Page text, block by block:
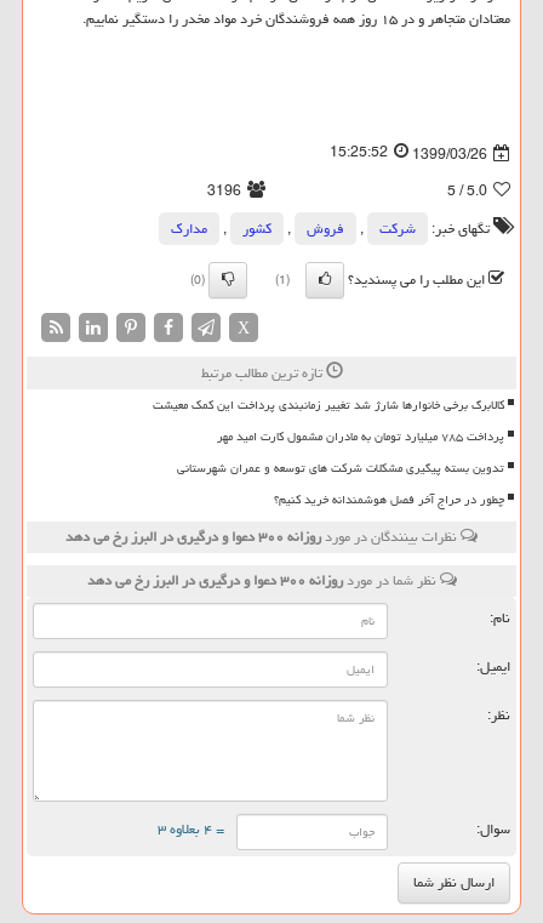
معتادان متجاهر و در ۱۵ روز همه فروشندگان خرد مواد مخدر را دستگیر نماییم.
1399/03/26
15:25:52
5.0
/ 5
3196
تگهای خبر:
شركت , فروش , كشور ,
مدارك
این مطلب را می پسندید؟
(1)
(0)
X
تازه ترین مطالب مرتبط
کالابرگ برخی خانوارها شارژ شد تغییر زمانبندی پرداخت این کمک معیشت
پرداخت ۷۸۵ میلیارد تومان به مادران مشمول کارت امید مهر
تدوین بسته پیگیری مشکلات شرکت های توسعه و عمران شهرستانی
چطور در حراج آخر فصل هوشمندانه خرید کنیم؟
نظرات بینندگان در موردروزانه ۳۰۰ دعوا و درگیری در البرز رخ می دهد
نظر شما در موردروزانه ۳۰۰ دعوا و درگیری در البرز رخ می دهد
نام:
ایمیل:
نظر:
سوال: = ۴ بعلاوه ۳